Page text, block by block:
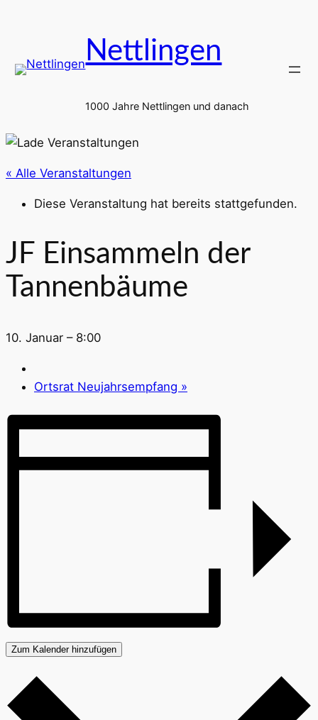
Nettlingen
1000 Jahre Nettlingen und danach
« Alle Veranstaltungen
Diese Veranstaltung hat bereits stattgefunden.
JF Einsammeln der
Tannenbäume
10. Januar – 8:00
Ortsrat Neujahrsempfang »
Zum Kalender hinzufügen